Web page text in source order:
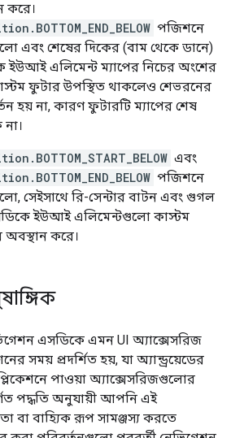
করে।
পজিশনে
এবং শেষের দিকের (বাম থেকে ডানে)
এলিমেন্ট ম্যাপের নিচের অংশের
ফুটার উপস্থিত থাকলেও শেভরনের
হয় না, কারণ ফুটারটি ম্যাপের শেষ
না।
এবং
পজিশনে
সেইসাথে রি-সেন্টার বাটন এবং গুগল
ইউআই এলিমেন্টগুলো কাস্টম
করে।
এসডিকে এমন UI অ্যাক্সেসরিজ
সময় প্রদর্শিত হয়, যা অ্যান্ড্রয়েডের
পাওয়া অ্যাক্সেসরিজগুলোর
পদ্ধতি অনুযায়ী আপনি এই
বা বাহ্যিক রূপ সামঞ্জস্য করতে